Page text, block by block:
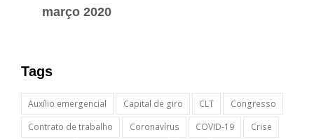
março 2020
Tags
Auxílio emergencial Capital de giro CLT
Congresso
Contrato de trabalho
Coronavírus COVID-19
Crise